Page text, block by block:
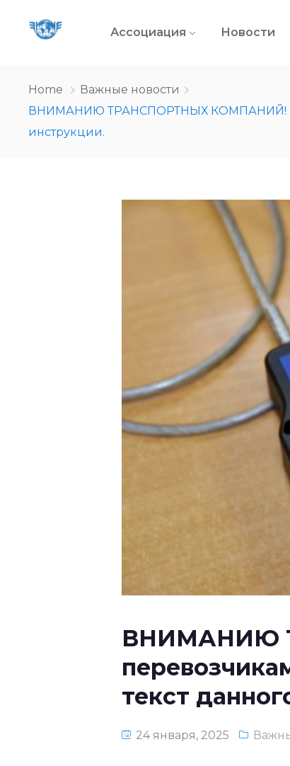
Ассоциация Новости
Home
Важные новости
ВНИМАНИЮ ТРАНСПОРТНЫХ КОМПАНИЙ!
инструкции.
ВНИМАНИЮ
текст
24 января, 2025